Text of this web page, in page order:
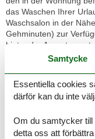
das Waschen Ihrer
Waschsalon in der
Gehminuten) zur
hinter der
Residenz Waldkrone“
dem Fahrstuhl
Appartementanlage.
unserer
bitte benutzen Sie
Samtycke
Essentiella cookies
därför kan du inte
Om du samtycker till
detta oss att